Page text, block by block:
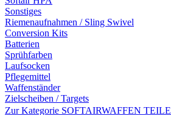
Sonstiges
Riemenaufnahmen / Sling Swivel
Conversion Kits
Batterien
Sprühfarben
Laufsocken
Pflegemittel
Waffenständer
Zielscheiben / Targets
Zur Kategorie SOFTAIRWAFFEN TEILE